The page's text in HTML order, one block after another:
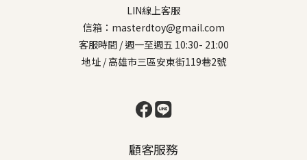
LIN線上客服
信箱：masterdtoy@gmail.com
客服時間 / 週一至週五 10:30- 21:00
地址 / 高雄市三區安東街119巷2號
顧客服務